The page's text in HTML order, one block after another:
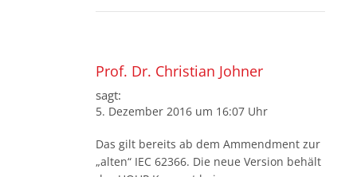
Prof. Dr. Christian Johner
sagt:
5. Dezember 2016 um 16:07 Uhr
Das gilt bereits ab dem Ammendment zur
„alten“ IEC 62366. Die neue Version behält